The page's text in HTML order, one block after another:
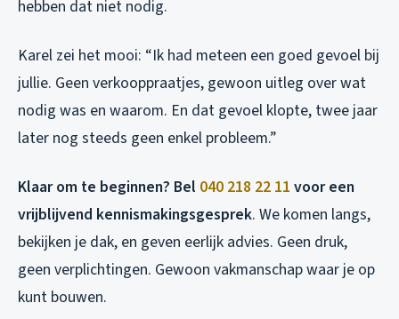
hebben dat niet nodig.
Karel zei het mooi: “Ik had meteen een goed gevoel bij
jullie. Geen verkooppraatjes, gewoon uitleg over wat
nodig was en waarom. En dat gevoel klopte, twee jaar
later nog steeds geen enkel probleem.”
Klaar om te beginnen? Bel 040 218 22 11 voor een
vrijblijvend kennismakingsgesprek. We komen langs,
bekijken je dak, en geven eerlijk advies. Geen druk,
geen verplichtingen. Gewoon vakmanschap waar je op
kunt bouwen.